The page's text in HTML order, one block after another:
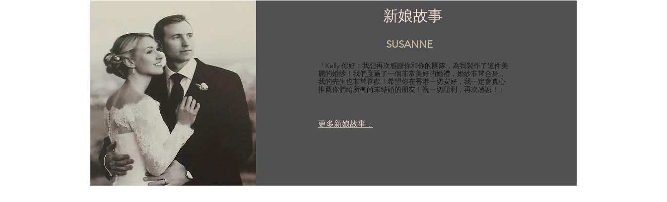
新娘故事
SUSANNE
「Kelly 你好：我想再次感謝你和你的團隊，為我製作了這件美
麗的婚紗！我們度過了一個非常美好的婚禮，婚紗非常合身，
我的先生也非常喜歡！希望你在香港一切安好，我一定會真心
推薦你們給所有尚未結婚的朋友！祝一切順利，再次感謝！」
更多新娘故事...